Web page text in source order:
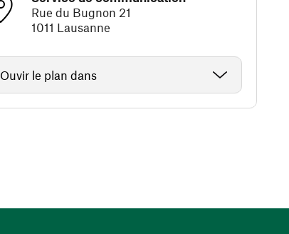
Rue du Bugnon 21
1011 Lausanne
Ouvir le plan dans